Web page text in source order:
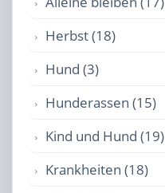
Herbst (18)
Hund (3)
Hunderassen (15)
Kind und Hund (19)
Krankheiten (18)